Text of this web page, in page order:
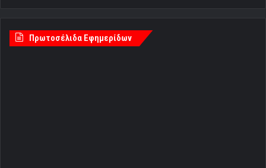
Πρωτοσέλιδα Εφημερίδων